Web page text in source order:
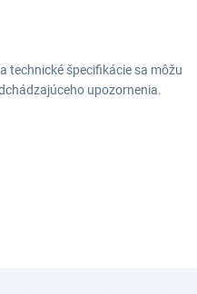
technické špecifikácie sa môžu
upozornenia.